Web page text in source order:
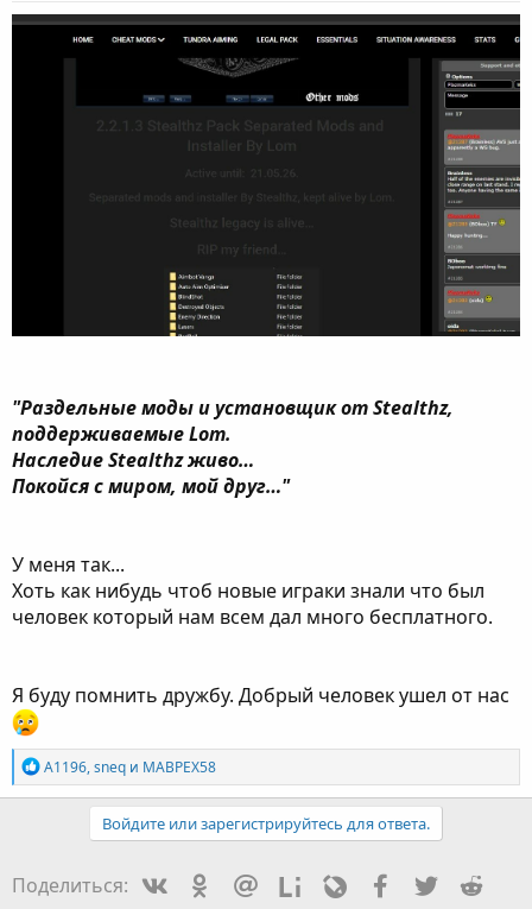
"Раздельные моды и установщик от Stealthz,
поддерживаемые Lom.
Наследие Stealthz живо…
Покойся с миром, мой друг…"
У меня так...
Хоть как нибудь чтоб новые играки знали что был
человек который нам всем дал много бесплатного.
Я буду помнить дружбу. Добрый человек ушел от нас
Р
е
а
и
:
A1196,sneq и MABPEX58
Войдите или зарегистрируйтесь для ответа.
Поделиться: VkontakteOdnoklassniki
Mail.ruLiveinternetLivejournalFacebook
Twitter